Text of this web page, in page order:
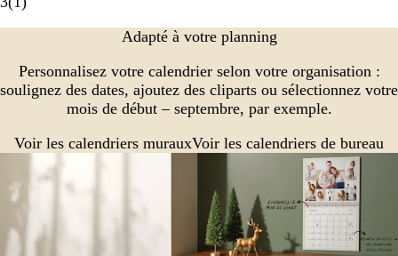
Adapté à votre planning
Personnalisez votre calendrier selon votre organisation :
soulignez des dates, ajoutez des cliparts ou sélectionnez votre
mois de début – septembre, par exemple.
Voir les calendriers murauxVoir les calendriers de bureau